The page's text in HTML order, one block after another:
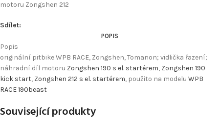
motoru Zongshen 212
Sdílet:
POPIS
Popis
originální pitbike WPB RACE, Zongshen, Tomanon; vidlička řazení;
náhradní díl motoru Zongshen 190 s el. startérem, Zongshen 190
kick start, Zongshen 212 s el. startérem, použito na modelu WPB
RACE 190beast
Související produkty